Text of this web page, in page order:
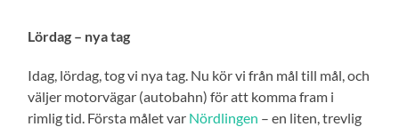
Lördag – nya tag
Idag, lördag, tog vi nya tag. Nu kör vi från mål till mål, och
väljer motorvägar (autobahn) för att komma fram i
rimlig tid. Första målet var Nördlingen – en liten, trevlig